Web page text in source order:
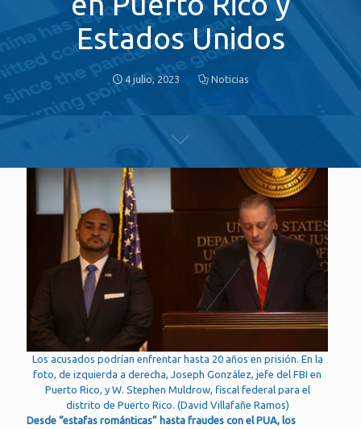
Estados Unidos
4 julio, 2023 Noticias
Los acusados podrían enfrentar hasta 20 años en prisión. En la
foto, de izquierda a derecha, Joseph González, jefe del FBI en
Puerto Rico, y W. Stephen Muldrow, fiscal federal para el
distrito de Puerto Rico. (David Villafañe Ramos)
Desde “estafas románticas” hasta fraudes con el PUA, los